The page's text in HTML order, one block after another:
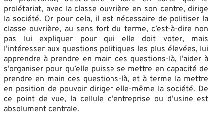
prolétariat, avec la classe ouvrière en son centre, dirige
la société. Or pour cela, il est nécessaire de politiser la
classe ouvrière, au sens fort du terme, c’est-à-dire non
pas lui expliquer pour qui elle doit voter, mais
l’intéresser aux questions politiques les plus élevées, lui
apprendre à prendre en main ces questions-là, l’aider à
s’organiser pour qu’elle puisse se mettre en capacité de
prendre en main ces questions-là, et à terme la mettre
en position de pouvoir diriger elle-même la société. De
ce point de vue, la cellule d’entreprise ou d’usine est
absolument centrale.